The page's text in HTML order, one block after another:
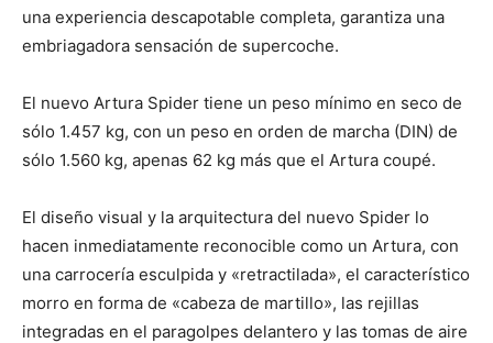
una experiencia descapotable completa, garantiza una
embriagadora sensación de supercoche.
El nuevo Artura Spider tiene un peso mínimo en seco de
sólo 1.457 kg, con un peso en orden de marcha (DIN) de
sólo 1.560 kg, apenas 62 kg más que el Artura coupé.
El diseño visual y la arquitectura del nuevo Spider lo
hacen inmediatamente reconocible como un Artura, con
una carrocería esculpida y «retractilada», el característico
morro en forma de «cabeza de martillo», las rejillas
integradas en el paragolpes delantero y las tomas de aire